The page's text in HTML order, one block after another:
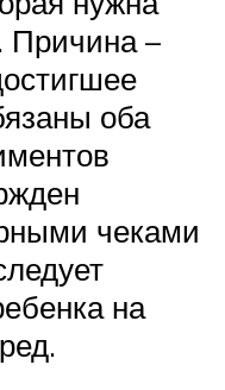
Причина –
оба
чеками
на